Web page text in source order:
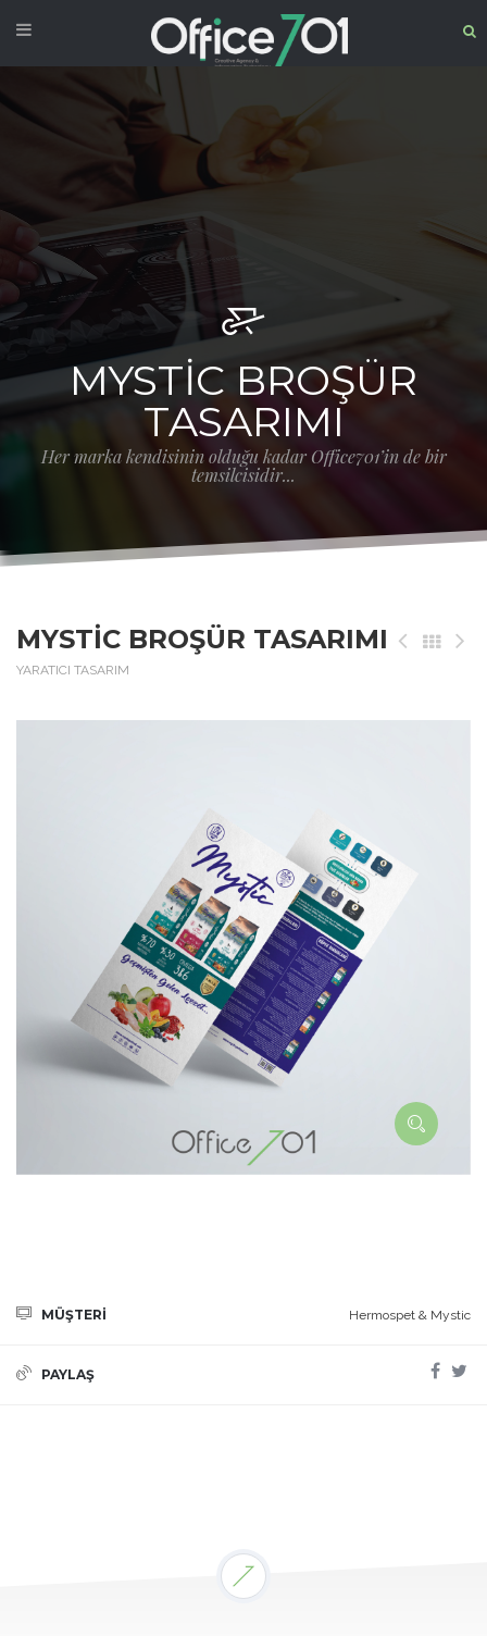
MYSTIC BROŞÜR
TASARIMI
Her marka kendisinin olduğu kadar Office701’in de bir
temsilcisidir...
MYSTIC BROŞÜR TASARIMI
YARATICI TASARIM
MÜŞTERİ Hermospet & Mystic
PAYLAŞ